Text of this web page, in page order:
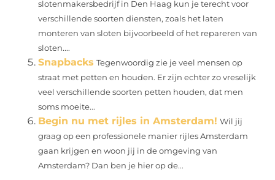
slotenmakersbedrijf in Den Haag kun je terecht voor
verschillende soorten diensten, zoals het laten
monteren van sloten bijvoorbeeld of het repareren van
sloten....
Snapbacks Tegenwoordig zie je veel mensen op
straat met petten en houden. Er zijn echter zo vreselijk
veel verschillende soorten petten houden, dat men
soms moeite...
Begin nu met rijles in Amsterdam! Wil jij
graag op een professionele manier rijles Amsterdam
gaan krijgen en woon jij in de omgeving van
Amsterdam? Dan ben je hier op de...